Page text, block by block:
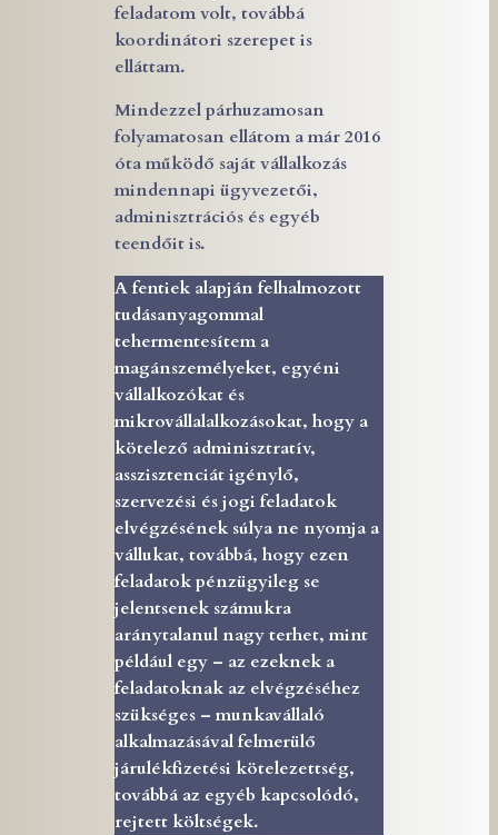
feladatom volt, továbbá
koordinátori szerepet is
elláttam.
Mindezzel párhuzamosan
folyamatosan ellátom a már 2016
óta működő saját vállalkozás
mindennapi ügyvezetői,
adminisztrációs és egyéb
teendőit is.
A fentiek alapján felhalmozott
tudásanyagommal
tehermentesítem a
magánszemélyeket, egyéni
vállalkozókat és
mikrovállalalkozásokat, hogy a
kötelező adminisztratív,
asszisztenciát igénylő,
szervezési és jogi feladatok
elvégzésének súlya ne nyomja a
vállukat, továbbá, hogy ezen
feladatok pénzügyileg se
jelentsenek számukra
aránytalanul nagy terhet, mint
például egy – az ezeknek a
feladatoknak az elvégzéséhez
szükséges – munkavállaló
alkalmazásával felmerülő
járulékfizetési kötelezettség,
továbbá az egyéb kapcsolódó,
rejtett költségek.